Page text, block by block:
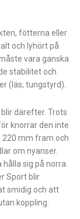
fötterna eller
och ­lyhört på
vara ganska
stabilitet och
(läs; tungstyrd).
därefter. Trots
knorrar den inte
220 mm fram och
om nyanser.
sig på norra
Sport blir
smidig och att
koppling.